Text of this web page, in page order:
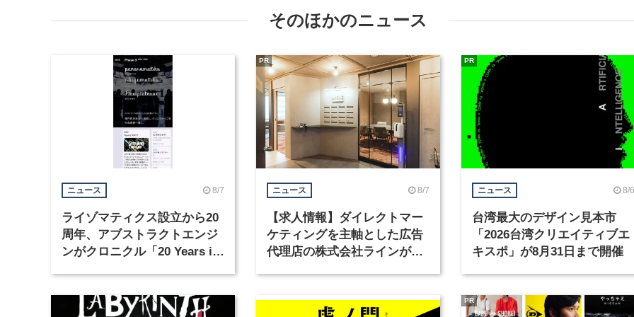
そのほかのニュース
ニュース 8/7
ライゾマティクス設立から20
周年、アブストラクトエンジ
ンがクロニクル「20 Years in
ニュース 8/7
【求人情報】ダイレクトマー
ケティングを主軸とした広告
代理店の株式会社ラインが、
PR
ニュース 8/6
台湾最大のデザイン見本市
「2026台湾クリエイティブエ
キスポ」が8月31日まで開催
PR
PR